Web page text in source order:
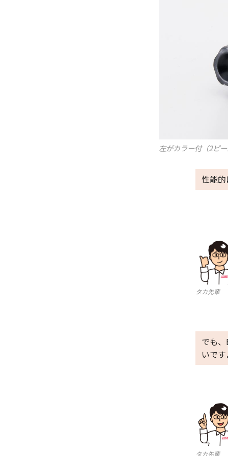
左がカラー付（2ピ
性能
タカ先輩
でも
いで
タカ先輩